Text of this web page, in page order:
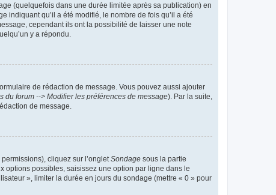
(quelquefois dans une durée limitée après sa publication) en
indiquant qu’il a été modifié, le nombre de fois qu’il a été
cependant ils ont la possibilité de laisser une note
y a répondu.
de rédaction de message. Vous pouvez aussi ajouter
du forum --> Modifier les préférences de message). Par la suite,
de message.
cliquez sur l’onglet Sondage sous la partie
options possibles, saisissez une option par ligne dans le
», limiter la durée en jours du sondage (mettre « 0 » pour